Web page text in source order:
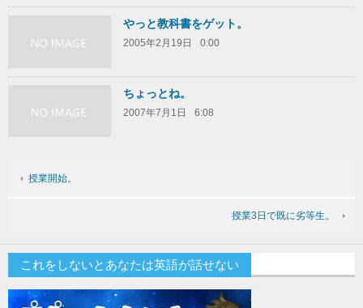
やっと教科書をゲット。
2005年2月19日 0:00
ちょっとね。
2007年7月1日 6:08
授業開始。
授業3日で既に劣等生。
これをしないとあなたは英語が話せない